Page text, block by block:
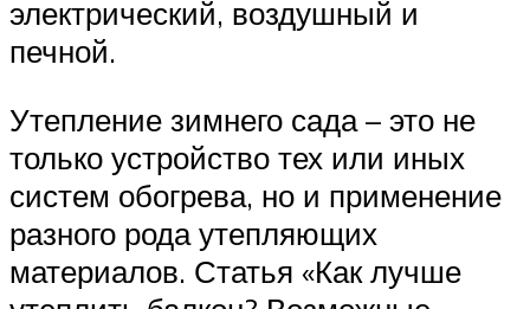
электрический, воздушный и
печной.
Утепление зимнего сада – это не
только устройство тех или иных
систем обогрева, но и применение
разного рода утепляющих
материалов. Статья «Как лучше